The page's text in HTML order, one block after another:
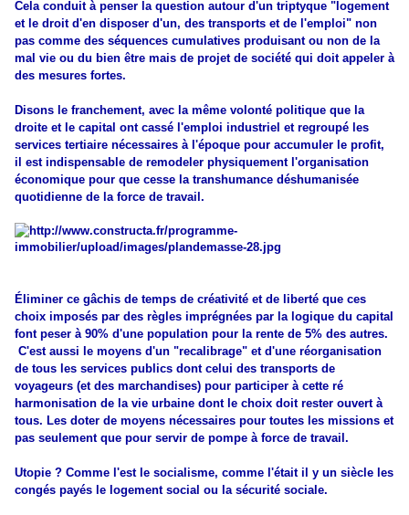
Cela conduit à penser la question autour d'un triptyque "logement
et le droit d'en disposer d'un, des transports et de l'emploi" non
pas comme des séquences cumulatives produisant ou non de la
mal vie ou du bien être mais de projet de société qui doit appeler à
des mesures fortes.
Disons le franchement, avec la même volonté politique que la
droite et le capital ont cassé l'emploi industriel et regroupé les
services tertiaire nécessaires à l'époque pour accumuler le profit,
il est indispensable de remodeler physiquement l'organisation
économique pour que cesse la transhumance déshumanisée
quotidienne de la force de travail.
Éliminer ce gâchis de temps de créativité et de liberté que ces
choix imposés par des règles imprégnées par la logique du capital
font peser à 90% d'une population pour la rente de 5% des autres.
C'est aussi le moyens d'un "recalibrage" et d'une réorganisation
de tous les services publics dont celui des transports de
voyageurs (et des marchandises) pour participer à cette ré
harmonisation de la vie urbaine dont le choix doit rester ouvert à
tous. Les doter de moyens nécessaires pour toutes les missions et
pas seulement que pour servir de pompe à force de travail.
Utopie ? Comme l'est le socialisme, comme l'était il y un siècle les
congés payés le logement social ou la sécurité sociale.